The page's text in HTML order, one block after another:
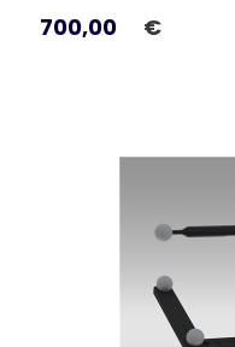
700,00
€